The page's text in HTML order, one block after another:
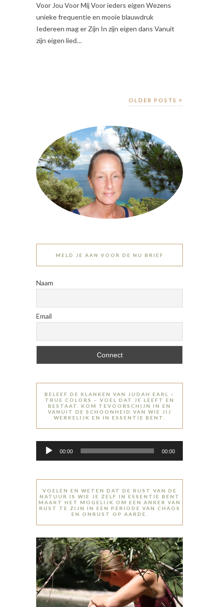
Voor Jou Voor Mij Voor ieders eigen Wezens
unieke frequentie en mooie blauwdruk
Iedereen mag er Zijn In zijn eigen dans Vanuit
zijn eigen lied…
OLDER POSTS
MELD JE AAN VOOR DE NU BRIEF
Naam
Email
BELEEF DE KLANKEN VAN JUDAH EARL –
TRUE COLORS – VOEL DAT JE LEEFT EN
BESTAAT. KOM TEVOORSCHIJN IN EN
VANUIT DE SCHOONHEID VAN WIE JIJ
WERKELIJK EN IN ESSENTIE BENT.
Audiospeler
00:00 00:00
VOELEN EN WETEN DAT DE RUST VAN DE
NATUUR IS WIE JE ZELF IN ESSENTIE BENT
MAAKT HET MOGELIJK OM EEN ANKER VAN
RUST TE ZIJN IN EEN PERIODE VAN CHAOS
EN ONRUST OP AARDE.